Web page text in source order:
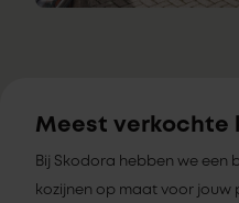
Meest verkochte
Bij Skodora hebben we een
kozijnen op maat voor jouw